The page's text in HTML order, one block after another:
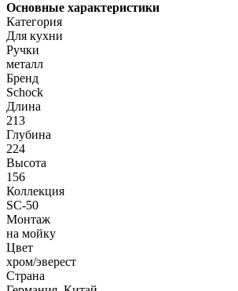
Основные характеристики
Категория
Для кухни
Ручки
металл
Бренд
Schock
Длина
213
Глубина
224
Высота
156
Коллекция
SC-50
Монтаж
на мойку
Цвет
хром/эверест
Страна